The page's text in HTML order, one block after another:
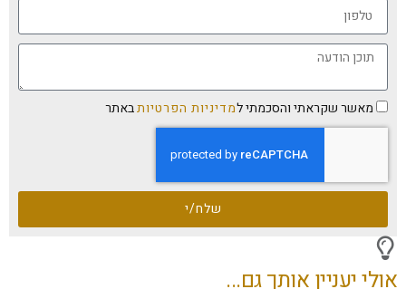
מאשר שקראתי והסכמתי למדיניות הפרטיותבאתר
שלח/י
אולי יעניין אותך גם...